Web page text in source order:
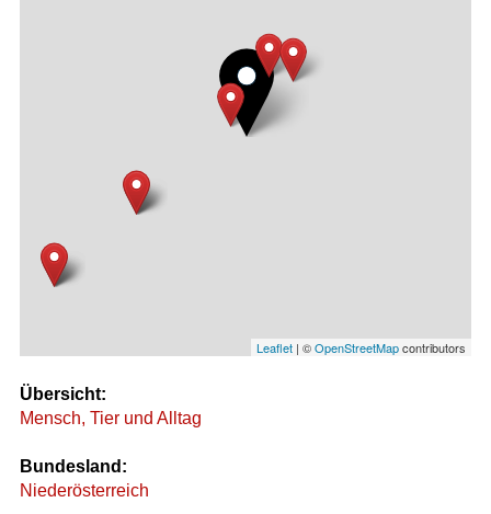
Leaflet | ©OpenStreetMapcontributors
Übersicht:
Mensch, Tier und Alltag
Bundesland:
Niederösterreich